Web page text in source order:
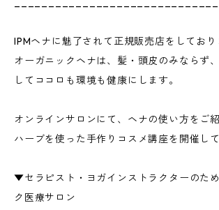
IPMヘナに魅了されて正規販売店をしており
オーガニックヘナは、髪・頭皮のみならず
してココロも環境も健康にします。
オンラインサロンにて、ヘナの使い方をご
ハーブを使った手作りコスメ講座を開催して
▼セラピスト・ヨガインストラクターのた
ク医療サロン